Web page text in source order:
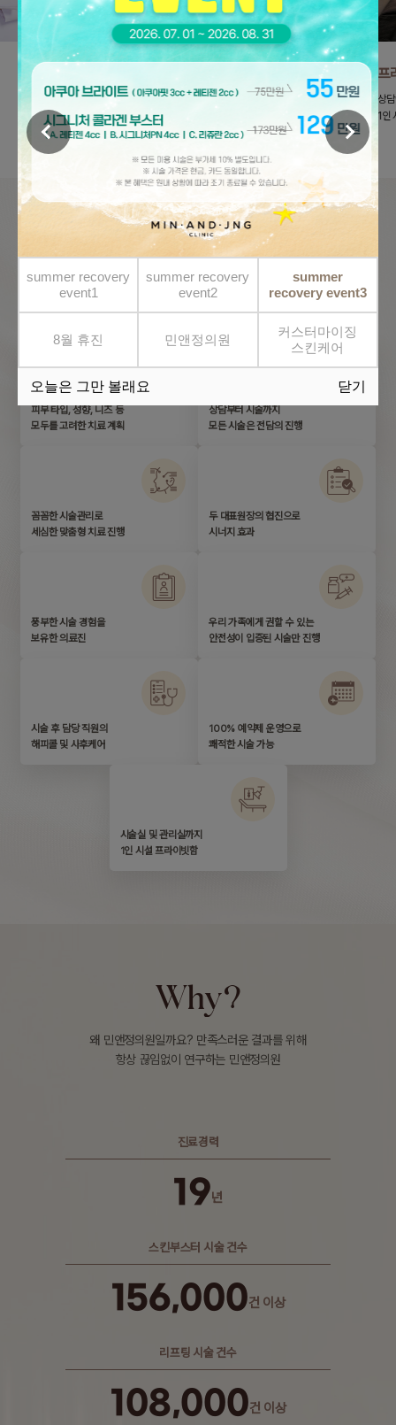
summer recovery
event1
summer recovery
event2
summer
recovery event3
8월 휴진 민앤정의원
커스터마이징
스킨케어
오늘은 그만 볼래요 닫기
03
100% 예약제 운영으로 시간대별 환자
수를 제한하여 쾌적한 시술이 가능합니다.
04
프
상
1인
민앤정의원이특별한 이유
상담부터 시술까지 대표원장 2인이 직접 시술하며
두 대표원장의 협진으로 시너지 효과를 경험해보세요.
피부 타입, 성향, 니즈 등
모두를 고려한 치료 계획
상담부터 시술까지
모든 시술은 전담의 진행
꼼꼼한 시술관리로
세심한 맞춤형 치료 진행
두 대표원장의 협진으로
시너지 효과
풍부한 시술 경험을
보유한 의료진
우리 가족에게 권할 수 있는
안전성이 입증된 시술만 진행
시술 후 담당 직원의
해피콜 및 사후케어
100% 예약제 운영으로
쾌적한 시술 가능
시술실 및 관리실까지
1인 시설 프라이빗함
Why?
왜 민앤정의원일까요? 만족스러운 결과를 위해
항상 끊임없이 연구하는 민앤정의원
진료경력
19년
스킨부스터 시술 건수
156,000건 이상
리프팅 시술 건수
108,000건 이상